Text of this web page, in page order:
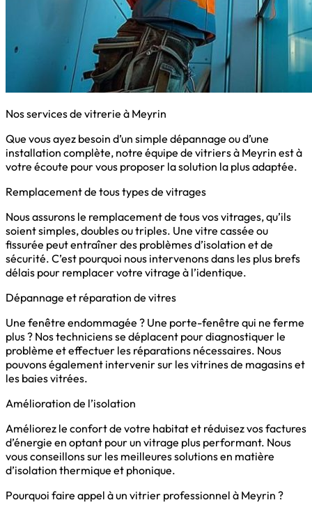
Nos services de vitrerie à Meyrin
Que vous ayez besoin d’un simple dépannage ou d’une
installation complète, notre équipe de vitriers à Meyrin est à
votre écoute pour vous proposer la solution la plus adaptée.
Remplacement de tous types de vitrages
Nous assurons le remplacement de tous vos vitrages, qu’ils
soient simples, doubles ou triples. Une vitre cassée ou
fissurée peut entraîner des problèmes d’isolation et de
sécurité. C’est pourquoi nous intervenons dans les plus brefs
délais pour remplacer votre vitrage à l’identique.
Dépannage et réparation de vitres
Une fenêtre endommagée ? Une porte-fenêtre qui ne ferme
plus ? Nos techniciens se déplacent pour diagnostiquer le
problème et effectuer les réparations nécessaires. Nous
pouvons également intervenir sur les vitrines de magasins et
les baies vitrées.
Amélioration de l’isolation
Améliorez le confort de votre habitat et réduisez vos factures
d’énergie en optant pour un vitrage plus performant. Nous
vous conseillons sur les meilleures solutions en matière
d’isolation thermique et phonique.
Pourquoi faire appel à un vitrier professionnel à Meyrin ?